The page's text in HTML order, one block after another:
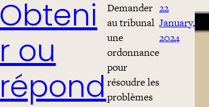
Obteni
r ou
répond
Demander
au tribunal
une
ordonnance
pour
résoudre les
problèmes
22
January,
2024